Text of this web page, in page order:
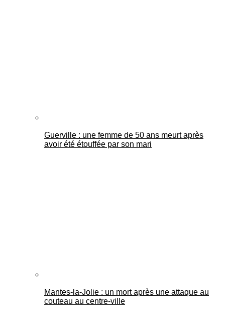
Guerville : une femme de 50 ans meurt après
avoir été étouffée par son mari
Mantes-la-Jolie : un mort après une attaque au
couteau au centre-ville